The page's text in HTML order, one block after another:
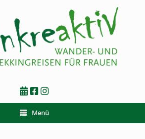
Menü